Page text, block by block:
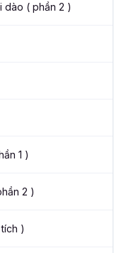
dào ( phần 2 )
1 )
2 )
)